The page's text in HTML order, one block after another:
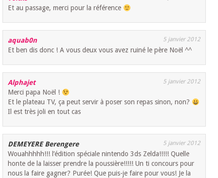
Et au passage, merci pour la référence
aquab0n 5 janvier 2012
Et ben dis donc ! A vous deux vous avez ruiné le père Noël ^^
Alphajet 5 janvier 2012
Merci papa Noël !
Et le plateau TV, ça peut servir à poser son repas sinon, non?
Il est très joli en tout cas
DEMEYERE Berengere 5 janvier 2012
Wouahhhhh!!! l’édition spéciale nintendo 3ds Zelda!!!!! Quelle
honte de la laisser prendre la poussière!!!!! Un ti concours pour
nous la faire gagner? Purée! Que puis-je faire pour vous! Je la